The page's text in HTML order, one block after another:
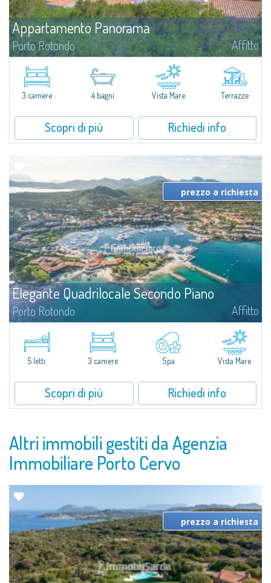
Appartamento Panorama
Porto Rotondo Affitto
Una vacanza in prima fila sul mare, i servizi, l’iconica night life di Porto
Rotondo e tutta la privacy e la tranquillità di un una vera e propria oasi per
famiglia e amici: benvenuti nell'Appartamento Panorama. Il...
3 camere 4 bagni Vista Mare Terrazze
Scopri di più Richiedi info
Elegante Quadrilocale Secondo Piano
Porto Rotondo Affitto
Nell'esclusiva cornice di Porto Rotondo, il nuovo Residence
PortoRotondo78 si compone di 27 lussuosi appartamenti realizzati
secondo i più moderni standard architettonici e un design accattivante e
innovativo: tutti gli...
prezzo a richiesta
5 letti 3 camere Spa Vista Mare
Scopri di più Richiedi info
Altri immobili gestiti da Agenzia
Immobiliare Porto Cervo
prezzo a richiesta